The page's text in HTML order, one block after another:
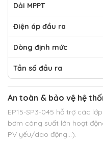
Dải MPPT
Điện áp đầu ra
Dòng định mức
Tần số đầu ra
An toàn & bảo vệ hệ
EP15-SP3-045 hỗ trợ các
bơm công suất lớn hoạt
PV yếu/dao động…).